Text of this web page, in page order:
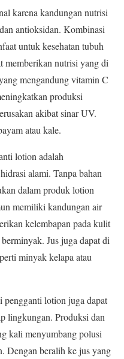
karena kandungan nutrisi
antioksidan. Kombinasi
untuk kesehatan tubuh
memberikan nutrisi yang di
mengandung vitamin C
produksi
akibat sinar UV.
atau kale.
lotion adalah
alami. Tanpa bahan
dalam produk lotion
memiliki kandungan air
kelembapan pada kulit
Jus juga dapat di
minyak kelapa atau
pengganti lotion juga dapat
lingkungan. Produksi dan
kali menyumbang polusi
Dengan beralih ke jus yang